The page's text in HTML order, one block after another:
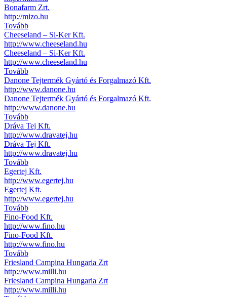
Bonafarm Zrt.
http://mizo.hu
Tovább
Cheeseland – Si-Ker Kft.
http://www.cheeseland.hu
Cheeseland – Si-Ker Kft.
http://www.cheeseland.hu
Tovább
Danone Tejtermék Gyártó és Forgalmazó Kft.
http://www.danone.hu
Danone Tejtermék Gyártó és Forgalmazó Kft.
http://www.danone.hu
Tovább
Dráva Tej Kft.
http://www.dravatej.hu
Dráva Tej Kft.
http://www.dravatej.hu
Tovább
Egertej Kft.
http://www.egertej.hu
Egertej Kft.
http://www.egertej.hu
Tovább
Fino-Food Kft.
http://www.fino.hu
Fino-Food Kft.
http://www.fino.hu
Tovább
Friesland Campina Hungaria Zrt
http://www.milli.hu
Friesland Campina Hungaria Zrt
http://www.milli.hu